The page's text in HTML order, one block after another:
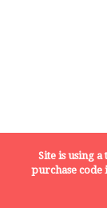
Site is using
purchase code